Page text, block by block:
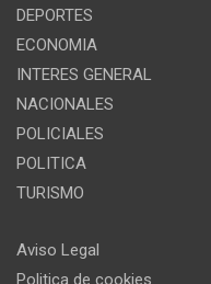
DEPORTES
ECONOMIA
INTERES GENERAL
NACIONALES
POLICIALES
POLITICA
TURISMO
Aviso Legal
Politica de cookies